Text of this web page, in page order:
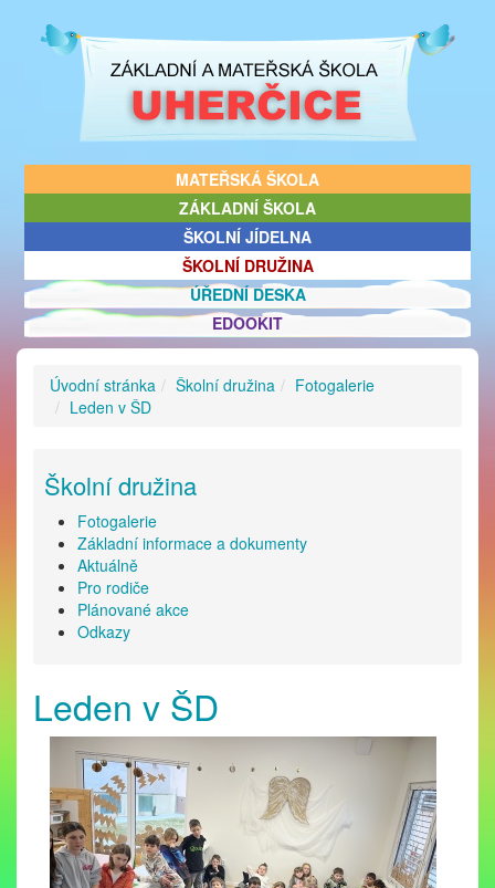
MATEŘSKÁ ŠKOLA
ZÁKLADNÍ ŠKOLA
ŠKOLNÍ JÍDELNA
ŠKOLNÍ DRUŽINA
ÚŘEDNÍ DESKA
EDOOKIT
Úvodní stránka Školní družina
Fotogalerie
Leden v ŠD
Školní družina
Fotogalerie
Základní informace a dokumenty
Aktuálně
Pro rodiče
Plánované akce
Odkazy
Leden v ŠD